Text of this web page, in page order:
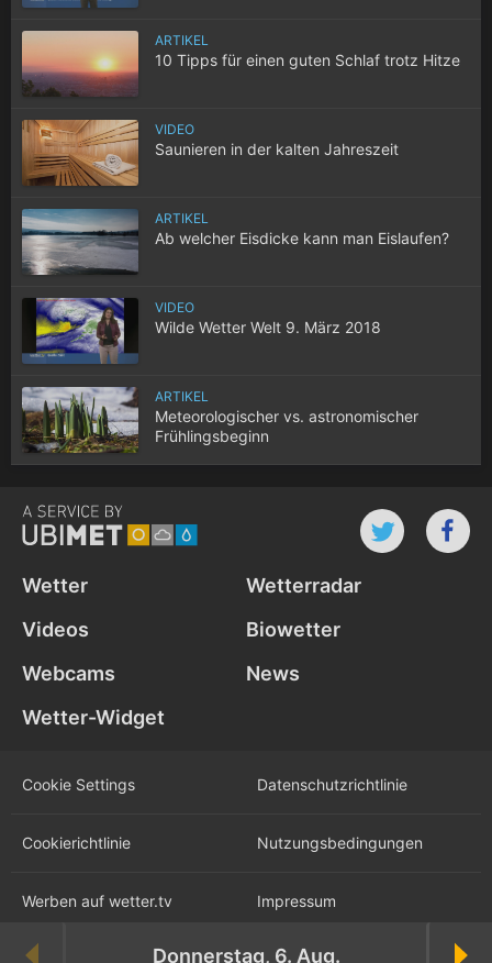
Donnerstag, 6. Aug.
ARTIKEL
10 Tipps für einen guten Schlaf trotz Hitze
VIDEO
Saunieren in der kalten Jahreszeit
ARTIKEL
Ab welcher Eisdicke kann man Eislaufen?
VIDEO
Wilde Wetter Welt 9. März 2018
ARTIKEL
Meteorologischer vs. astronomischer
Frühlingsbeginn
Wetter
Wetterradar
Videos
Biowetter
Webcams
News
Wetter-Widget
Cookie Settings Datenschutz­richtlinie
Cookie­richtlinie Nutzungs­bedingungen
Werben auf wetter.tv Impressum